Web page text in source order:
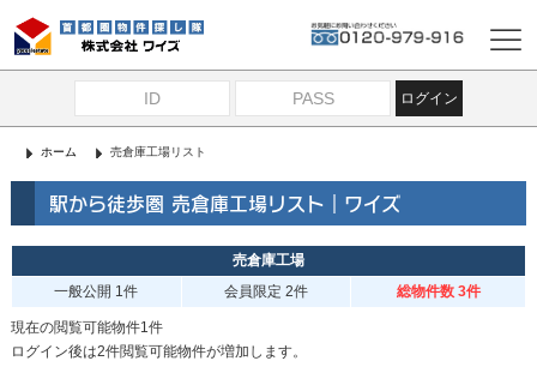
ログイン
ホーム 売倉庫工場リスト
駅から徒歩圏 売倉庫工場リスト｜ワイズ
売倉庫工場
一般公開 1件 会員限定 2件 総物件数 3件
現在の閲覧可能物件1件
ログイン後は2件閲覧可能物件が増加します。